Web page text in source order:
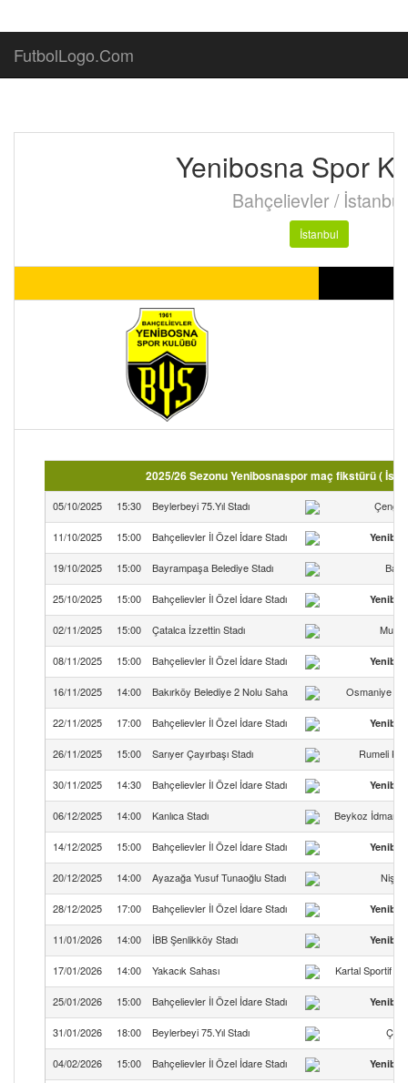
FutbolLogo.Com
Yenibosna Spor
Bahçelievler / İstanbul
İstanbul
2025/26 Sezonu Yenibosnaspor maç fikstürü (
05/10/2025 15:30 Beylerbeyi 75.Yıl Stadı
11/10/2025 15:00 Bahçelievler İl Özel İdare Stadı
19/10/2025 15:00 Bayrampaşa Belediye Stadı
25/10/2025 15:00 Bahçelievler İl Özel İdare Stadı
02/11/2025 15:00 Çatalca İzzettin Stadı
08/11/2025 15:00 Bahçelievler İl Özel İdare Stadı
16/11/2025 14:00 Bakırköy Belediye 2 Nolu Saha Osmaniye
22/11/2025 17:00 Bahçelievler İl Özel İdare Stadı
26/11/2025 15:00 Sarıyer Çayırbaşı Stadı Rumeli
30/11/2025 14:30 Bahçelievler İl Özel İdare Stadı
06/12/2025 14:00 Kanlıca Stadı Beykoz İdman
14/12/2025 15:00 Bahçelievler İl Özel İdare Stadı
20/12/2025 14:00 Ayazağa Yusuf Tunaoğlu Stadı
28/12/2025 17:00 Bahçelievler İl Özel İdare Stadı
11/01/2026 14:00 İBB Şenlikköy Stadı
17/01/2026 14:00 Yakacık Sahası Kartal Sportif
25/01/2026 15:00 Bahçelievler İl Özel İdare Stadı
31/01/2026 18:00 Beylerbeyi 75.Yıl Stadı
04/02/2026 15:00 Bahçelievler İl Özel İdare Stadı